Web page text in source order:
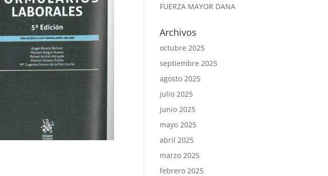
FUERZA MAYOR DANA
Archivos
octubre 2025
septiembre 2025
agosto 2025
julio 2025
junio 2025
mayo 2025
abril 2025
marzo 2025
febrero 2025